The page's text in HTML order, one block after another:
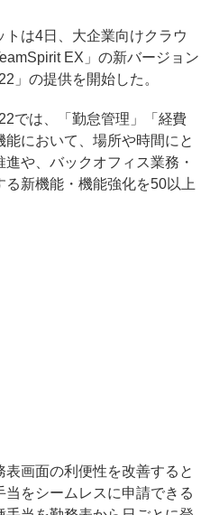
は4日、大企業向けクラウ
EX」の新バージョン
」の提供を開始した。
では、「勤怠管理」「経費
において、場所や時間にと
や、バックオフィス業務・
る新機能・機能強化を50以上
画面の利便性を改善すると
をシームレスに申請できる